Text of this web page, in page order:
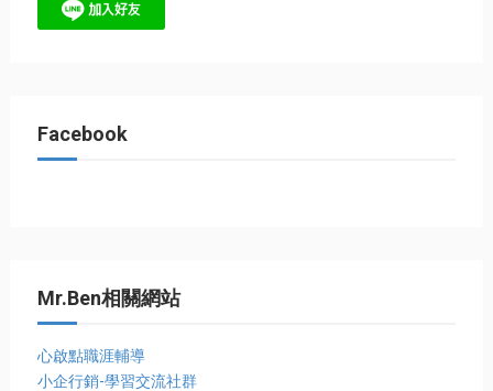
Facebook
Mr.Ben相關網站
心啟點職涯輔導
小企行銷-學習交流社群